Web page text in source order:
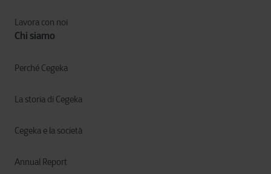
Lavora con noi
Chi siamo
Perché Cegeka
La storia di Cegeka
Cegeka e la società
Annual Report